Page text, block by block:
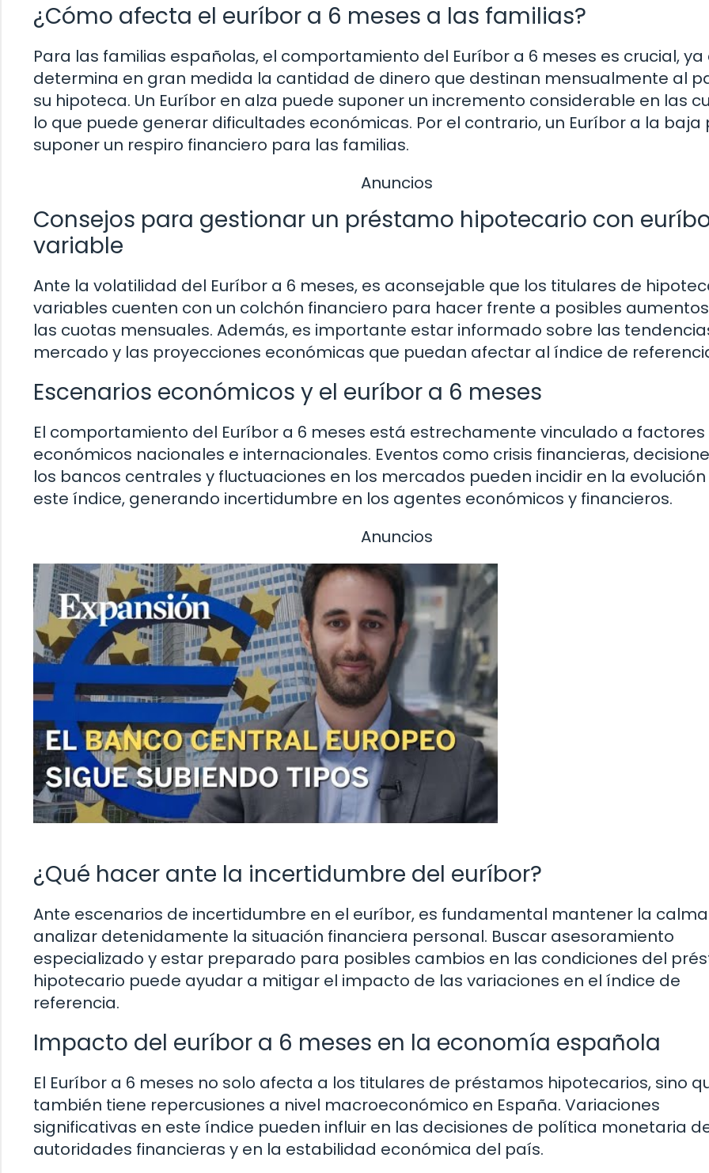
¿Cómo afecta el euríbor a 6 meses a las familias?
Para las familias españolas, el comportamiento del Euríbor a 6 meses es crucial, ya
determina en gran medida la cantidad de dinero que destinan mensualmente al
su hipoteca. Un Euríbor en alza puede suponer un incremento considerable en las
lo que puede generar dificultades económicas. Por el contrario, un Euríbor a la baja
suponer un respiro financiero para las familias.
Anuncios
Consejos para gestionar un préstamo hipotecario con
variable
Ante la volatilidad del Euríbor a 6 meses, es aconsejable que los titulares de
variables cuenten con un colchón financiero para hacer frente a posibles
las cuotas mensuales. Además, es importante estar informado sobre las
mercado y las proyecciones económicas que puedan afectar al índice de
Escenarios económicos y el euríbor a 6 meses
El comportamiento del Euríbor a 6 meses está estrechamente vinculado a factores
económicos nacionales e internacionales. Eventos como crisis financieras,
los bancos centrales y fluctuaciones en los mercados pueden incidir en la
este índice, generando incertidumbre en los agentes económicos y financieros.
Anuncios
¿Qué hacer ante la incertidumbre del euríbor?
Ante escenarios de incertidumbre en el euríbor, es fundamental mantener la
analizar detenidamente la situación financiera personal. Buscar asesoramiento
especializado y estar preparado para posibles cambios en las condiciones del
hipotecario puede ayudar a mitigar el impacto de las variaciones en el índice de
referencia.
Impacto del euríbor a 6 meses en la economía española
El Euríbor a 6 meses no solo afecta a los titulares de préstamos hipotecarios, sino
también tiene repercusiones a nivel macroeconómico en España. Variaciones
significativas en este índice pueden influir en las decisiones de política monetaria
autoridades financieras y en la estabilidad económica del país.